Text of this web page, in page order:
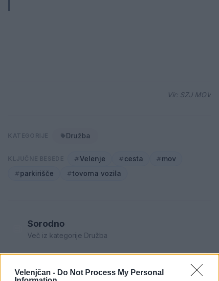
Velenjčan - Do Not Process My Personal
Vir: SZJ MOV
Družba
Velenje cesta
mov
parkirišče
tovorna vozila
Sorodno
Več iz kategorije Družba
Pred nami vroč četrtek, v petek
osvežitev